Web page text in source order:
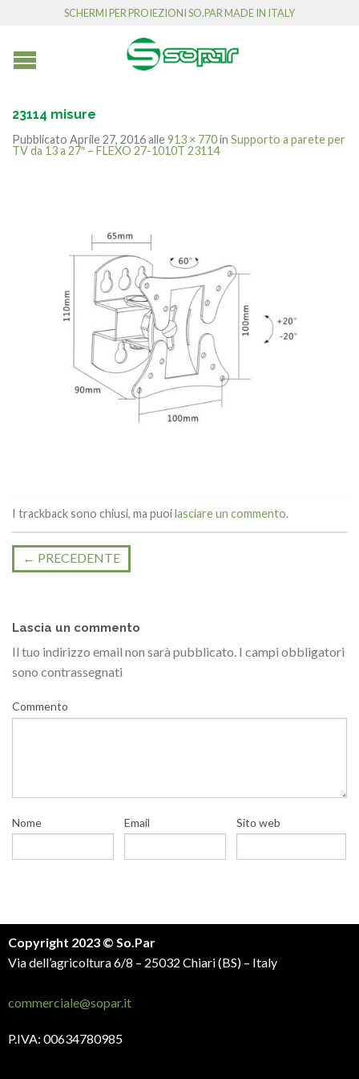
SCHERMI PER PROIEZIONI SO.PAR MADE IN ITALY
23114 misure
Pubblicato Aprile 27, 2016alle913 × 770in Supporto a parete per
TV da 13 a 27″ – FLEXO 27-1010T 23114
I trackback sono chiusi, ma puoilasciare un commento.
← PRECEDENTE
Lascia un commento
Il tuo indirizzo email non sarà pubblicato. I campi obbligatori
sono contrassegnati
Commento
Nome Email Sito web
Copyright 2023 © So.Par
Via dell’agricoltura 6/8 – 25032 Chiari (BS) – Italy
commerciale@sopar.it
P.IVA: 00634780985